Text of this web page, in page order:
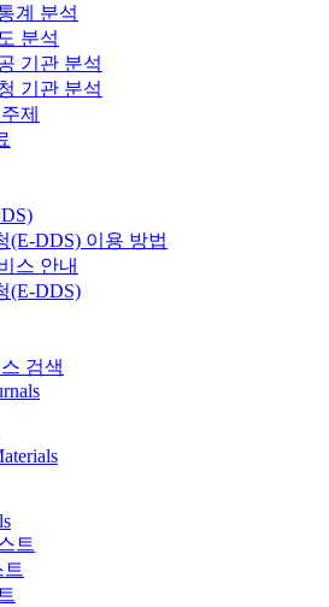
계 분석
분석
기관 분석
기관 분석
제
(E-DDS) 이용 방법
스 안내
(E-DDS)
검색
트